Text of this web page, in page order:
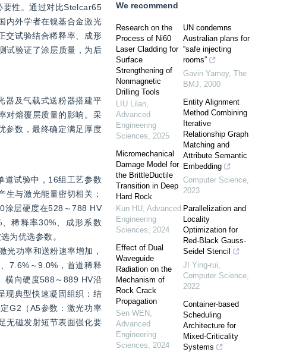
要性。通过对比Stelcar65
内外学者在镍基合金激光
交试验结合稀释率、成形
试验证了涂层质量，为后
器及气载式送粉器搭建平
对熔覆层质量的影响。采
参数，最终确定满足厚度
道试验中，16组工艺参数
与激光能量密切相关：
涂层硬度在528～788 HV
稀释率30%、成形系数
为优选参数。
光功率和送粉速率增加，
7.6%～9.0%，首道稀释
横向硬度588～889 HV沿
现典型快速凝固组织：结
G2（A5参数：激光功率
无磁发射短节表面强化要
We recommend
Research on the
Process of Ni60
Laser Cladding for
Surface
Strengthening of
Nonmagnetic
Drilling Tools
LIU Lilan,
Advanced
Engineering
Sciences, 2025
Micromechanical
Damage Model for
the BrittleDuctile
Transition in Deep
Hard Rock
Kun HU, Advanced
Engineering
Sciences, 2024
Effect of Dual
Waveguide
Radiation on the
Mechanism of
Rock Crack
Propagation
Sen WEN ,
Advanced
Engineering
Sciences, 2024
UN condemns
Australian plans for
“safe injecting
rooms”
Gavin Yamey, The
BMJ, 2000
Entity Alignment
Method Combining
Iterative
Relationship Graph
Matching and
Attribute Semantic
Embedding
Computer Science,
2023
Parallelization and
Locality
Optimization for
Red-Black Gauss-
Seidel Stencil
JI Ying-rui,
Computer Science,
2022
Container-based
Scheduling
Architecture for
Mixed-Criticality
Systems